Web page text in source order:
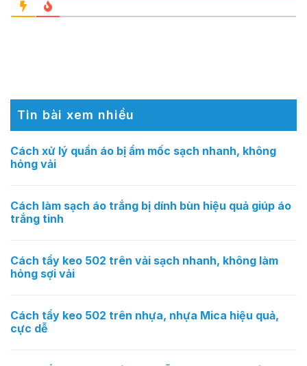
Tin bài xem nhiều
Cách xử lý quần áo bị ẩm mốc sạch nhanh, không
hỏng vải
Cách làm sạch áo trắng bị dính bùn hiệu quả giúp áo
trắng tinh
Cách tẩy keo 502 trên vải sạch nhanh, không làm
hỏng sợi vải
Cách tẩy keo 502 trên nhựa, nhựa Mica hiệu quả,
cực dễ